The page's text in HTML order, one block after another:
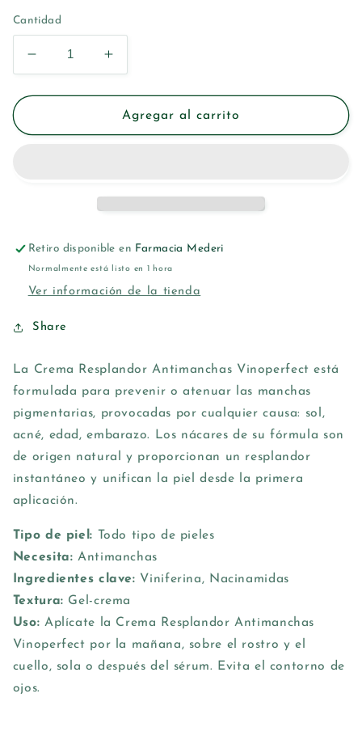
Cantidad
Reducir
cantidad
para
VINOPERFECT
Aumentar
cantidad
para
CAUDALIE
VINOPERFECT
Agregar al carrito
Retiro disponible en Farmacia Mederi
Normalmente está listo en 1 hora
Ver información de la tienda
Share
La Crema Resplandor Antimanchas Vinoperfect está
formulada para prevenir o atenuar las manchas
pigmentarias, provocadas por cualquier causa: sol,
acné, edad, embarazo. Los nácares de su fórmula son
de origen natural y proporcionan un resplandor
instantáneo y unifican la piel desde la primera
aplicación.
Tipo de piel: Todo tipo de pieles
Necesita: Antimanchas
Ingredientes clave: Viniferina, Nacinamidas
Textura: Gel-crema
Uso: Aplícate la Crema Resplandor Antimanchas
Vinoperfect por la mañana, sobre el rostro y el
cuello, sola o después del sérum. Evita el contorno de
ojos.